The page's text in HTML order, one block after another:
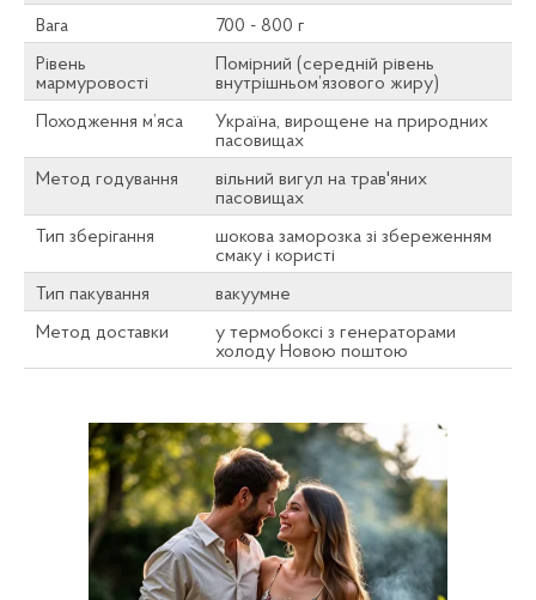
Вага
700 - 800 г
Рівень
мармуровості
Помірний (середній рівень
внутрішньом’язового жиру)
Походження м’яса
Україна, вирощене на природних
пасовищах
Метод годування
вільний вигул на трав'яних
пасовищах
Тип зберігання
шокова заморозка зі збереженням
смаку і користі
Тип пакування
вакуумне
Метод доставки
у термобоксі з генераторами
холоду Новою поштою